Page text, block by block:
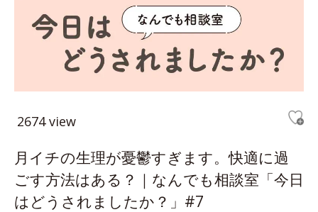
2674 view
月イチの生理が憂鬱すぎます。快適に過
ごす方法はある？｜なんでも相談室「今日
はどうされましたか？」#7